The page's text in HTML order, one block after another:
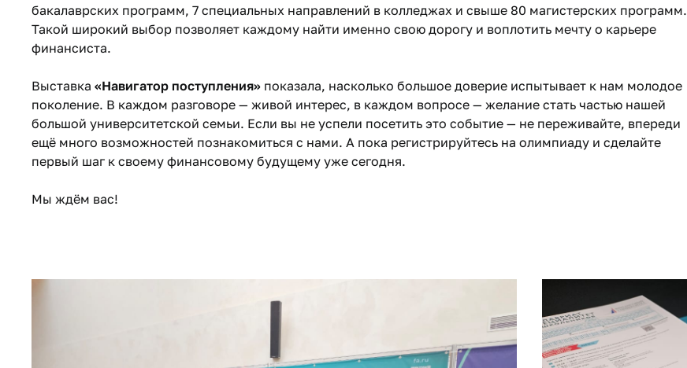
бакалаврских программ, 7 специальных направлений в колледжах и свыше 80 магистерских программ.
Такой широкий выбор позволяет каждому найти именно свою дорогу и воплотить мечту о карьере
финансиста.
Выставка «Навигатор поступления» показала, насколько большое доверие испытывает к нам молодое
поколение. В каждом разговоре — живой интерес, в каждом вопросе — желание стать частью нашей
большой университетской семьи. Если вы не успели посетить это событие — не переживайте, впереди
ещё много возможностей познакомиться с нами. А пока регистрируйтесь на олимпиаду и сделайте
первый шаг к своему финансовому будущему уже сегодня.
Мы ждём вас!